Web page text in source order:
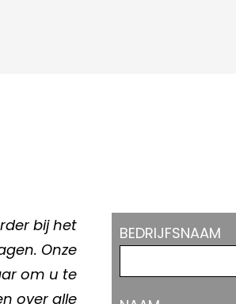
bij het
Onze
om u te
over alle
BEDRIJFSNAAM